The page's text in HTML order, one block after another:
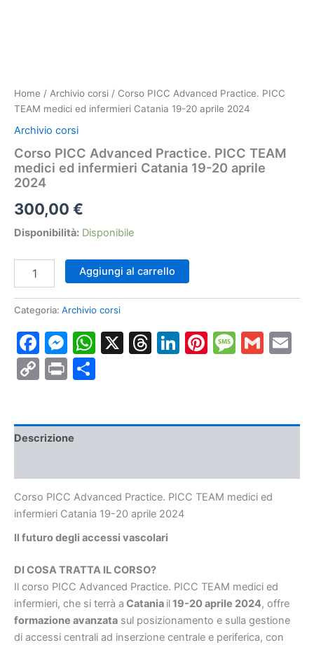
Home / Archivio corsi / Corso PICC Advanced Practice. PICC
TEAM medici ed infermieri Catania 19-20 aprile 2024
Archivio corsi
Corso PICC Advanced Practice. PICC TEAM
medici ed infermieri Catania 19-20 aprile
2024
300,00 €
Disponibilità: Disponibile
PICC
Practice.
TEAM
medici
ed
infermieri
aprile
Aggiungi al carrello
Categoria: Archivio corsi
Facebook
Messenger
WhatsApp
X Threads
LinkedIn
Pinterest
Copy
Print
Descrizione
Corso PICC Advanced Practice. PICC TEAM medici ed
infermieri Catania 19-20 aprile 2024
Il futuro degli accessi vascolari
DI COSA TRATTA IL CORSO?
Il corso PICC Advanced Practice. PICC TEAM medici ed
infermieri, che si terrà a Catania il19-20 aprile 2024, offre
formazione avanzata sul posizionamento e sulla gestione
di accessi centrali ad inserzione centrale e periferica, con